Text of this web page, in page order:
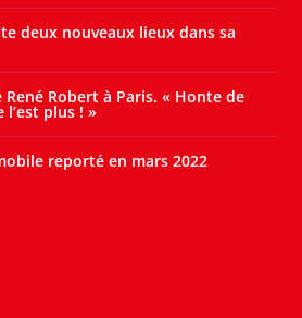
deux nouveaux lieux dans sa
Robert à Paris. « Honte de
plus ! »
reporté en mars 2022